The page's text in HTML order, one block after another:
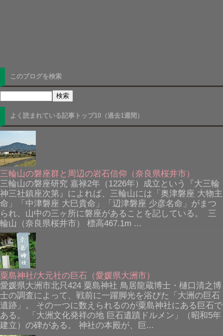
このブログを検索
よく読まれている記事トップ10（過去1週間）
三輪山の磐座群と周辺の岩石信仰（奈良県桜井市）
三輪山の磐座研究 嘉禄2年（1226年）成立という『大三輪
神三社鎮座次第』によれば、三輪山には「奥津磐座 大物主
命」「中津磐座 大巳貴命」「辺津磐座 少彦名命」がまつ
られ、山中の三ヶ所に磐座があることを記している。 三
輪山（奈良県桜井市） 標高467.1m ...
粟島神社/大元社の巨石（愛媛県大洲市）
愛媛県大洲市北只424 粟島神社 鳥居龍蔵博士・樋口清之博
士の調査によって、戦前に一躍脚光を浴びた「大洲の巨石
遺跡」。 その一つに数えられるのが粟島神社にある巨石で
ある。 「大洲文化発祥の地 巨石遺蹟ドルメン」（昭和5年
建立）の碑がある。 神社の本殿が、巨...